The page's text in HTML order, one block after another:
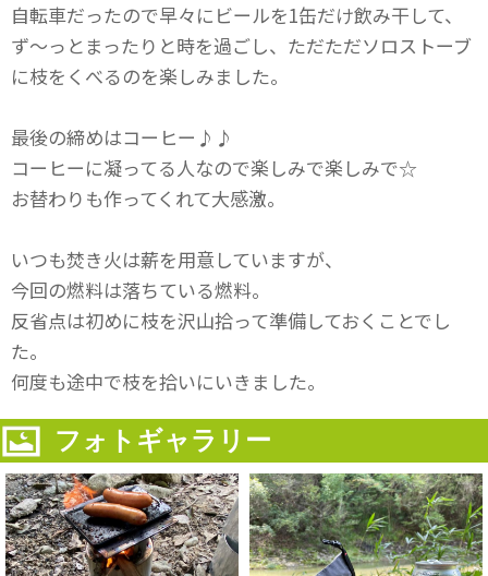
自転車だったので早々にビールを1缶だけ飲み干して、
ず～っとまったりと時を過ごし、ただただソロストーブ
に枝をくべるのを楽しみました。
最後の締めはコーヒー♪♪
コーヒーに凝ってる人なので楽しみで楽しみで☆
お替わりも作ってくれて大感激。
いつも焚き火は薪を用意していますが、
今回の燃料は落ちている燃料。
反省点は初めに枝を沢山拾って準備しておくことでし
た。
何度も途中で枝を拾いにいきました。
フォトギャラリー